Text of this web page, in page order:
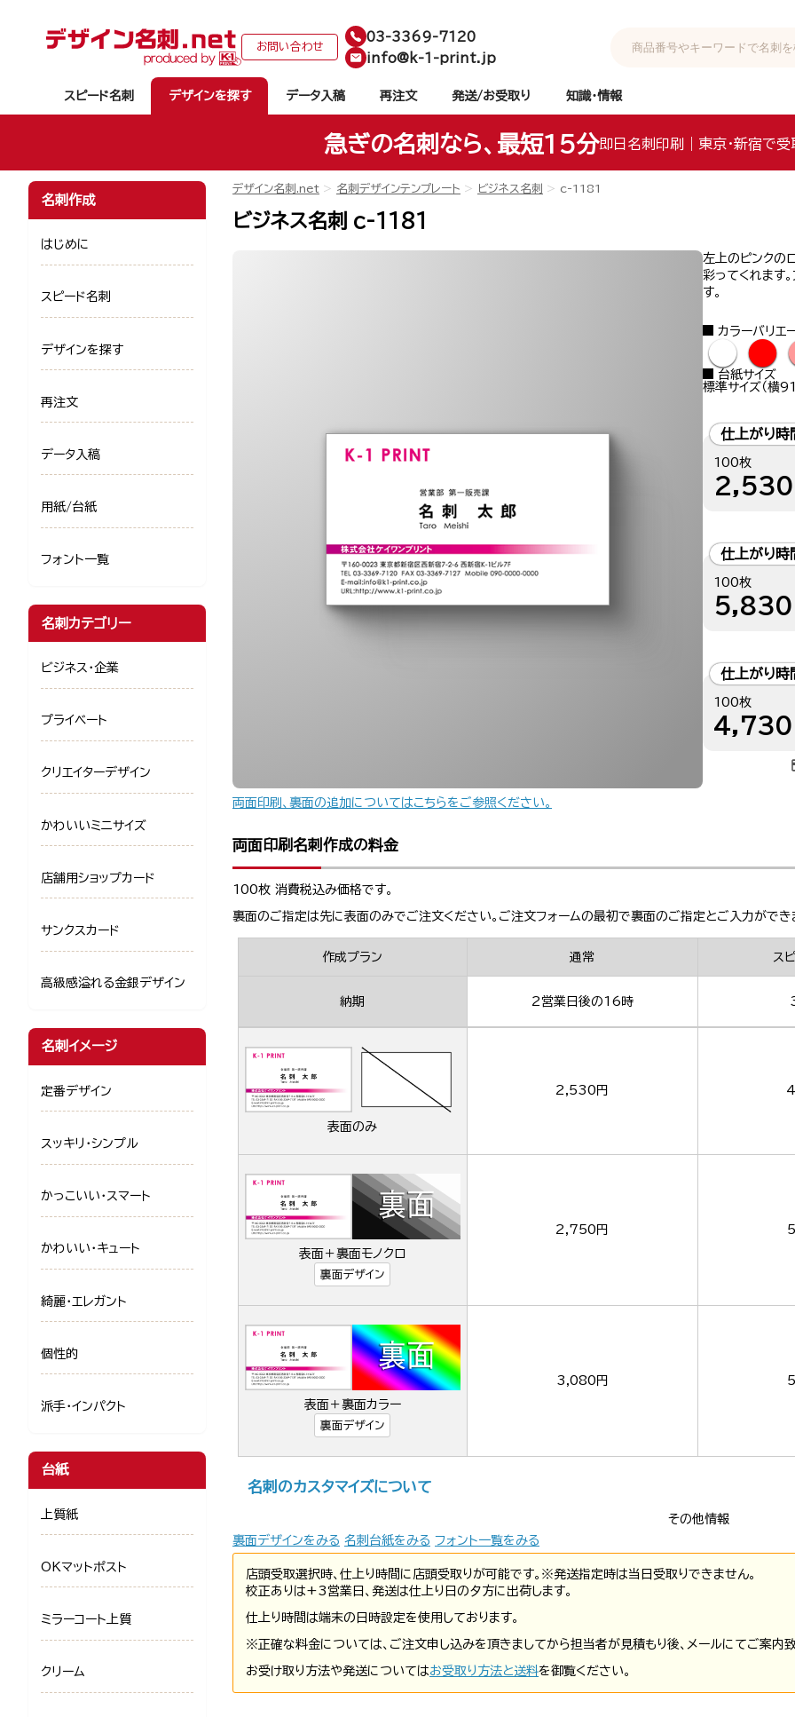
お問い合わせ
03-3369-7120
info@k-1-print.jp
スピード名刺 デザインを探す データ入稿 再注文 発送/お受取り 知識・情報
急ぎの名刺なら、最短15分即日名刺印刷｜東京・新宿で受
デザイン名刺.net 名刺デザインテンプレート ビジネス名刺 c-1181
ビジネス名刺 c-1181
左上のピンクの
彩ってくれます
す。
カラーバリエ
● ●
台紙サイズ
標準サイズ（横
仕上がり
100枚
2,530
仕上がり
100枚
5,830
仕上がり
100枚
4,730
両面印刷、裏面の追加についてはこちらをご参照ください。
両面印刷名刺作成の料金
100枚 消費税込み価格です。
裏面のご指定は先に表面のみでご注文ください。ご注文フォームの最初で裏面のご指定とご入力ができ
作成プラン 通常 ス
納期 2営業日後の16時
表面のみ
2,530円
表面＋裏面モノクロ
裏面デザイン
2,750円
表面＋裏面カラー
裏面デザイン
3,080円
名刺のカスタマイズについて
その他情報
裏面デザインをみる 名刺台紙をみる フォント一覧をみる
店頭受取選択時、仕上り時間に店頭受取りが可能です。※発送指定時は当日受取りできません。
校正ありは+3営業日、発送は仕上り日の夕方に出荷します。
仕上り時間は端末の日時設定を使用しております。
※正確な料金については、ご注文申し込みを頂きましてから担当者が見積もり後、メールにてご案内致
お受け取り方法や発送についてはお受取り方法と送料を御覧ください。
名刺作成
はじめに
スピード名刺
デザインを探す
再注文
データ入稿
用紙/台紙
フォント一覧
名刺カテゴリー
ビジネス・企業
プライベート
クリエイターデザイン
かわいいミニサイズ
店舗用ショップカード
サンクスカード
高級感溢れる金銀デザイン
名刺イメージ
定番デザイン
スッキリ・シンプル
かっこいい・スマート
かわいい・キュート
綺麗・エレガント
個性的
派手・インパクト
台紙
上質紙
OKマットポスト
ミラーコート上質
クリーム